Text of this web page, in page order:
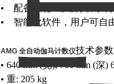
•
配备*的多通道分析系
•
智能化软件，用户可自
AMG 全自动伽马计数仪技术参
• 640 mm (宽), 700 mm (深)
• 重: 205 kg